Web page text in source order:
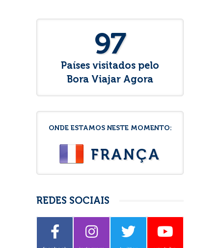
97
Países visitados pelo
Bora Viajar Agora
ONDE ESTAMOS NESTE MOMENTO:
FRANÇA
REDES SOCIAIS